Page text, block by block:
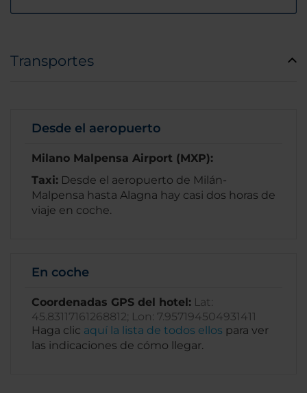
Transportes
Desde el aeropuerto
Milano Malpensa Airport (MXP):
Taxi: Desde el aeropuerto de Milán-
Malpensa hasta Alagna hay casi dos horas de
viaje en coche.
En coche
Coordenadas GPS del hotel: Lat:
45.83117161268812; Lon: 7.957194504931411
Haga clic aquí la lista de todos ellos para ver
las indicaciones de cómo llegar.